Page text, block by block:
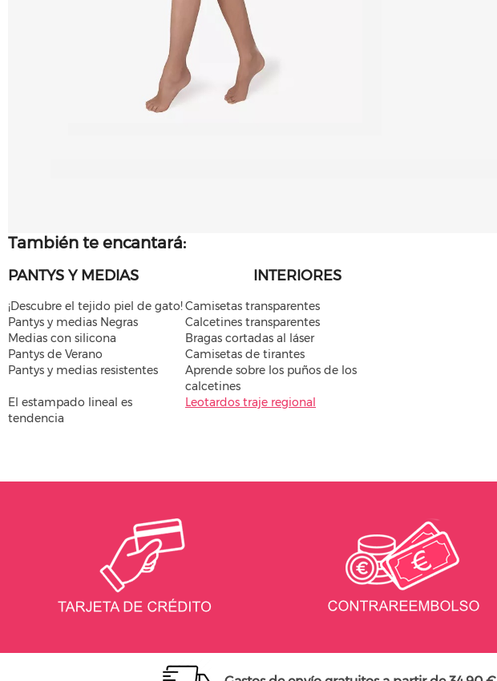
También te encantará:
PANTYS Y MEDIAS INTERIORES
¡Descubre el tejido piel de gato!Camisetas transparentes
Pantys y medias Negras
Calcetines transparentes
Medias con silicona
Bragas cortadas al láser
Pantys de Verano
Camisetas de tirantes
Pantys y medias resistentes
Aprende sobre los puños de los
calcetines
El estampado lineal es
tendencia
Leotardos traje regional